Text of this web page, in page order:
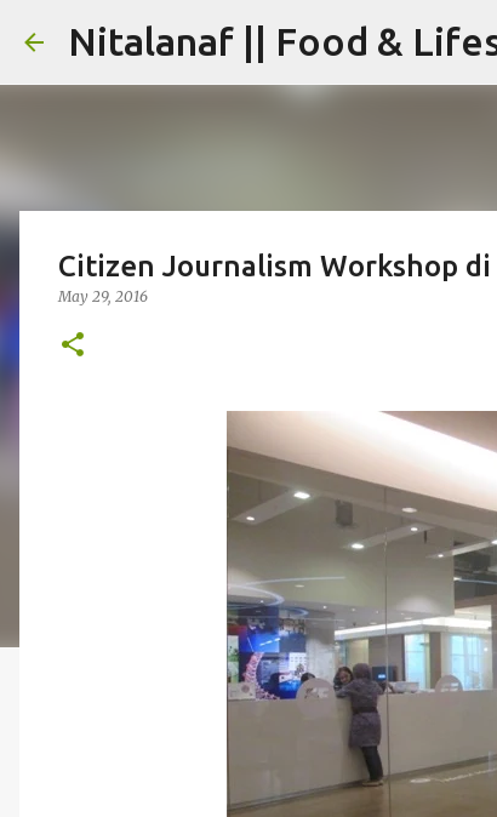
Nitalanaf || Food &
Citizen Journalism Workshop
May 29, 2016